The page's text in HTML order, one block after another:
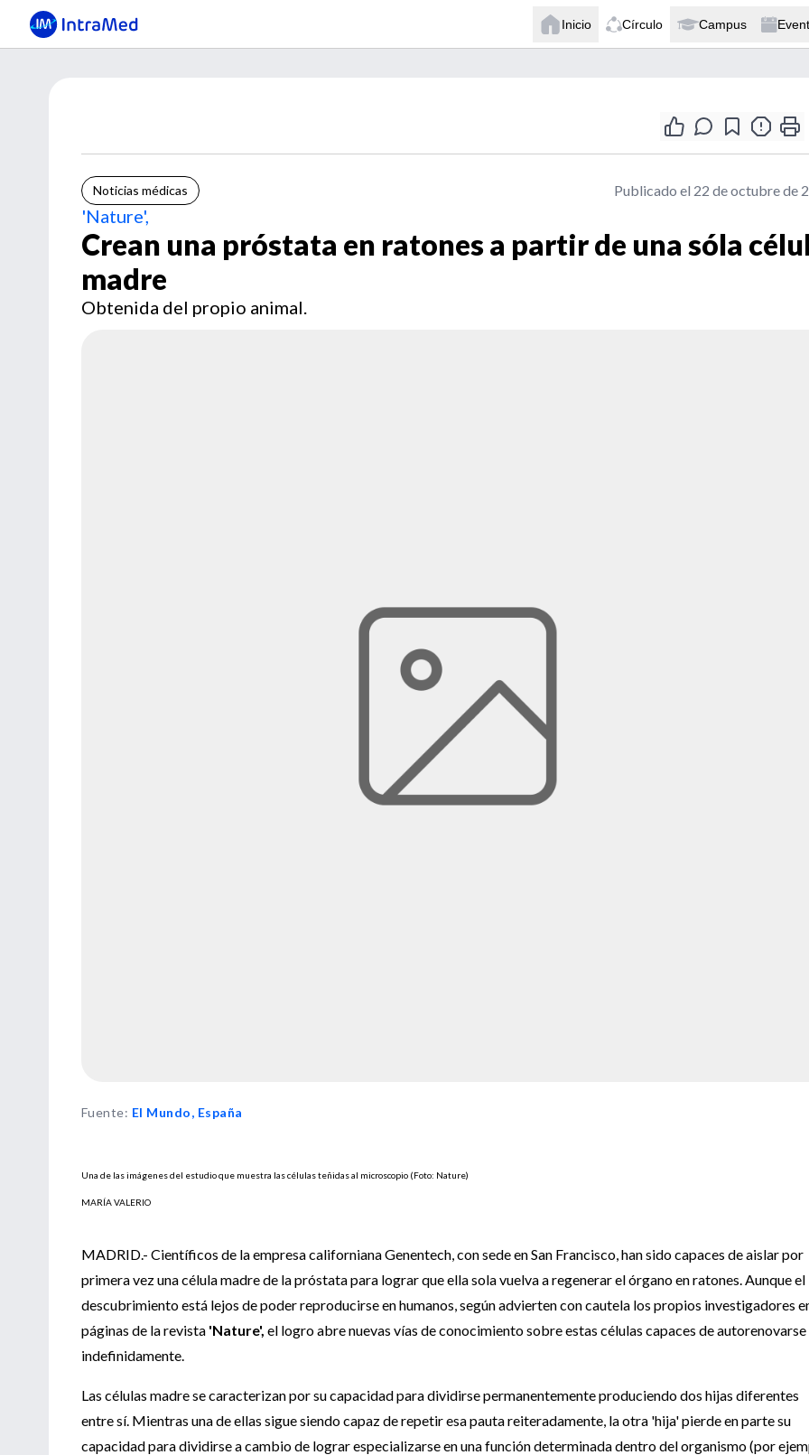
Inicio Círculo Campus
Noticias médicas Publicado el 22 de octubre de
'Nature',
Crean una próstata en ratones a partir de una sóla
madre
Obtenida del propio animal.
Fuente: El Mundo, España
Una de las imágenes del estudio que muestra las células teñidas al microscopio (Foto: Nature)
MARÍA VALERIO
MADRID.- Científicos de la empresa californiana Genentech, con sede en San Francisco, han sido capaces de aislar por
primera vez una célula madre de la próstata para lograr que ella sola vuelva a regenerar el órgano en ratones. Aunque el
descubrimiento está lejos de poder reproducirse en humanos, según advierten con cautela los propios investigadores
páginas de la revista 'Nature', el logro abre nuevas vías de conocimiento sobre estas células capaces de autorenovarse
indefinidamente.
Las células madre se caracterizan por su capacidad para dividirse permanentemente produciendo dos hijas diferentes
entre sí. Mientras una de ellas sigue siendo capaz de repetir esa pauta reiteradamente, la otra 'hija' pierde en parte su
capacidad para dividirse a cambio de lograr especializarse en una función determinada dentro del organismo (por